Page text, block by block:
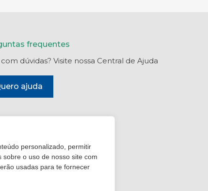
frequentes
com dúvidas? Visite nossa Central de Ajuda
ajuda
personalizado, permitir
o uso de nosso site com
usadas para te fornecer